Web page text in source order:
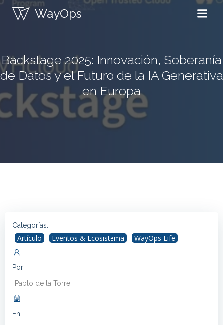
Saltar
WayOps
Backstage 2025: Innovación, Soberanía
de Datos y el Futuro de la IA Generativa
en Europa
Categorías:
Artículo Eventos & Ecosistema WayOps Life
Por:
Pablo de la Torre
En: